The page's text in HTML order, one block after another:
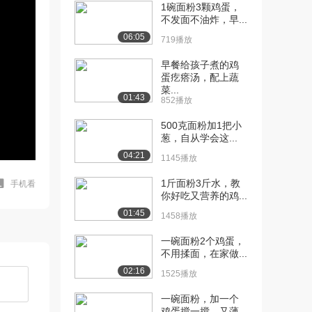
手机看
06:05
1碗面粉3颗鸡蛋，
不发面不油炸，早...
719播放
01:43
早餐给孩子煮的鸡
蛋疙瘩汤，配上蔬
菜...
852播放
04:21
500克面粉加1把小
葱，自从学会这...
1145播放
01:45
1斤面粉3斤水，教
你好吃又营养的鸡...
1458播放
02:16
一碗面粉2个鸡蛋，
不用揉面，在家做...
1525播放
一碗面粉，加一个